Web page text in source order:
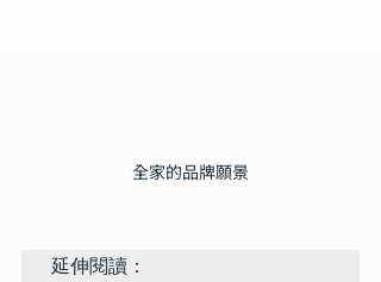
全家的品牌願景